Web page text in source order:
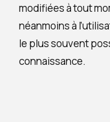
modifiées à tout
néanmoins à
le plus souvent
connaissance.